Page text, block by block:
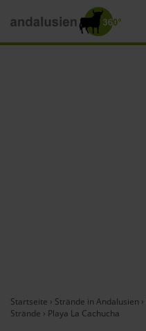
Startseite › Strände in Andalusien ›
Strände › Playa La Cachucha